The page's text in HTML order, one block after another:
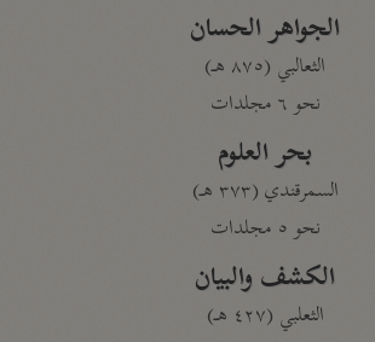
الجواهر الحسان
الثعالبي (٨٧٥ هـ)
نحو ٦ مجلدات
بحر العلوم
السمرقندي (٣٧٣ هـ)
نحو ٥ مجلدات
الكشف والبيان
الثعلبي (٤٢٧ هـ)